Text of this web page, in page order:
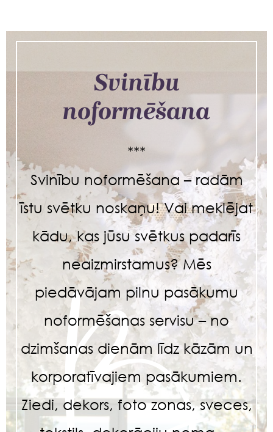
Svinību
noformēšana
***
Svinību noformēšana – radām
īstu svētku noskaņu! Vai meklējat
kādu, kas jūsu svētkus padarīs
neaizmirstamus? Mēs
piedāvājam pilnu pasākumu
noformēšanas servisu – no
dzimšanas dienām līdz kāzām un
korporatīvajiem pasākumiem.
Ziedi, dekors, foto zonas, sveces,